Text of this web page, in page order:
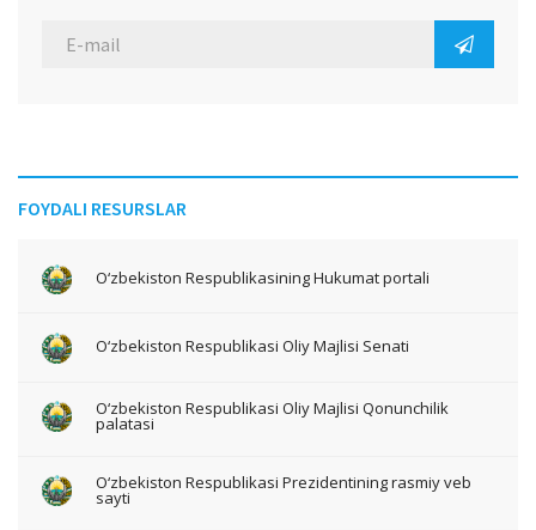
FOYDALI RESURSLAR
O‘zbekiston Respublikasining Hukumat portali
O‘zbekiston Respublikasi Oliy Majlisi Senati
O‘zbekiston Respublikasi Oliy Majlisi Qonunchilik
palatasi
O‘zbekiston Respublikasi Prezidentining rasmiy veb
sayti